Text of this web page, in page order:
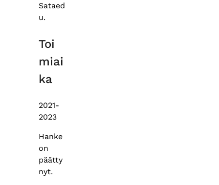
Sataed
u.
Toi
miai
ka
2021-
2023
Hanke
on
päätty
nyt.